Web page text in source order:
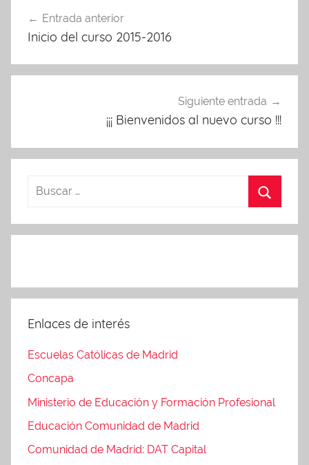
de
Entrada anterior
Inicio del curso 2015-2016
Siguiente entrada
¡¡¡ Bienvenidos al nuevo curso !!!
Enlaces de interés
Escuelas Católicas de Madrid
Concapa
Ministerio de Educación y Formación Profesional
Educación Comunidad de Madrid
Comunidad de Madrid: DAT Capital